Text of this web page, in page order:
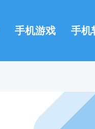
手机游戏 手机